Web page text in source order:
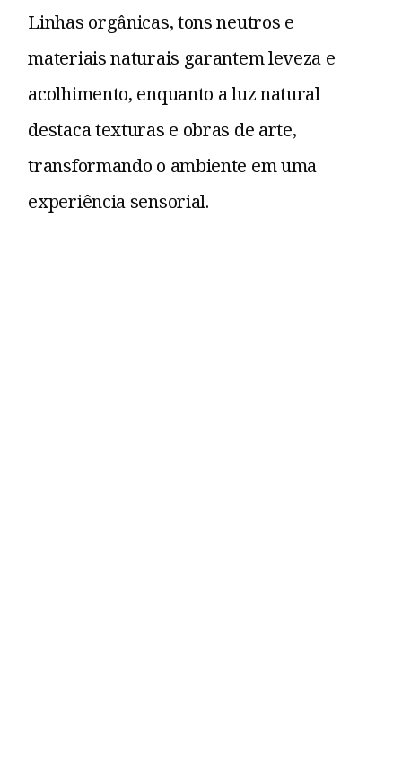
Linhas orgânicas, tons neutros e
materiais naturais garantem leveza e
acolhimento, enquanto a luz natural
destaca texturas e obras de arte,
transformando o ambiente em uma
experiência sensorial.